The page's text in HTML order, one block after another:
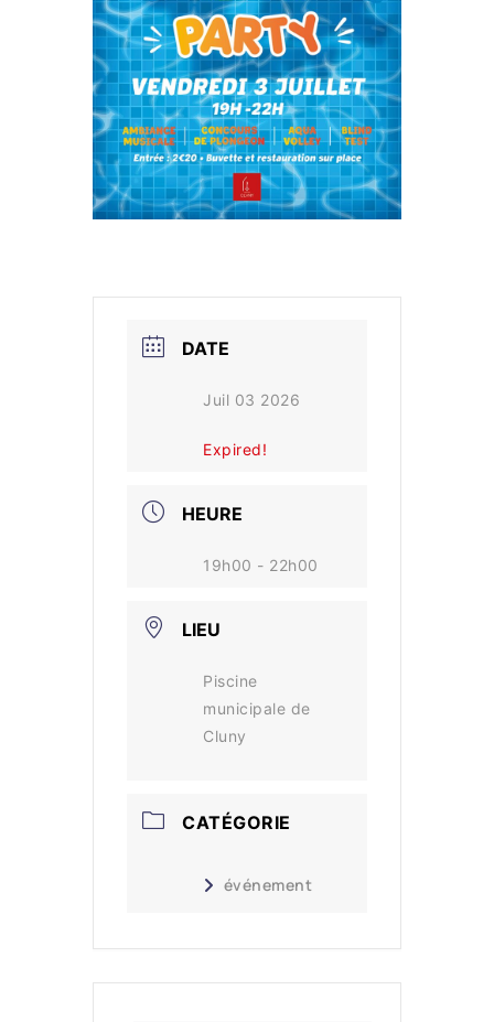
DATE
Juil 03 2026
Expired!
HEURE
19h00 - 22h00
LIEU
Piscine
municipale de
Cluny
CATÉGORIE
événement